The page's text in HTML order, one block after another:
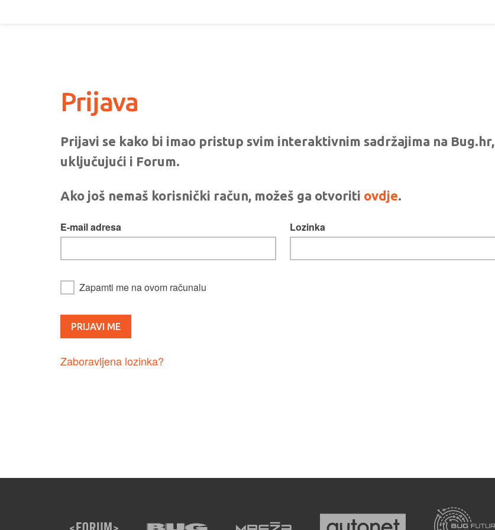
Prijava
Prijavi se kako bi imao pristup svim interaktivnim sadržajima na Bug.hr,
uključujući i Forum.
Ako još nemaš korisnički račun, možeš ga otvoriti ovdje.
E-mail adresa Lozinka
Zapamti me na ovom računalu
Zaboravljena lozinka?